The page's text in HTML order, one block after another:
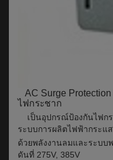
AC Surge
ไฟกระชาก
เป็นอุปกรณ์ป้องกันไฟก
ระบบการผลิตไฟฟ้ากระแ
ด้วยพลังงานลมและระบบ
ดันที่ 275V, 385V